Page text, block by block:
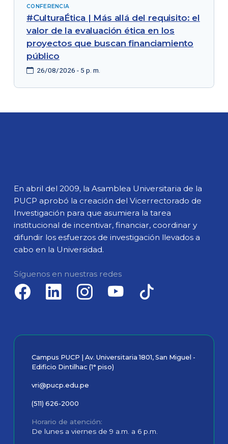
CONFERENCIA
#CulturaÉtica | Más allá del requisito: el
valor de la evaluación ética en los
proyectos que buscan financiamiento
público
26/08/2026 - 5 p. m.
En abril del 2009, la Asamblea Universitaria de la
PUCP aprobó la creación del Vicerrectorado de
Investigación para que asumiera la tarea
institucional de incentivar, financiar, coordinar y
difundir los esfuerzos de investigación llevados a
cabo en la Universidad.
Síguenos en nuestras redes
Campus PUCP | Av. Universitaria 1801, San Miguel -
Edificio Dintilhac (1° piso)
vri@pucp.edu.pe
(511) 626-2000
Horario de atención
De lunes a viernes de 9 a.m. a 6 p.m.